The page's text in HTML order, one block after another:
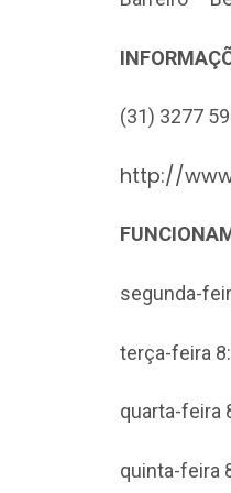
(31) 3277
http://
segunda-
terça-feira
quarta-feira
quinta-feira